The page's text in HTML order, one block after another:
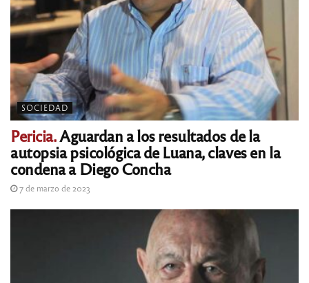
SOCIEDAD
Pericia.Aguardan a los resultados de la
autopsia psicológica de Luana, claves en la
condena a Diego Concha
7 de marzo de 2023